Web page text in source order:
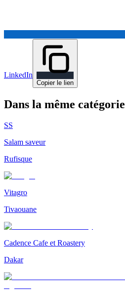
LinkedIn
Copier le lien
Dans la même catégorie
SS
Salam saveur
Rufisque
Vitagro
Tivaouane
Cadence Cafe et Roastery
Dakar